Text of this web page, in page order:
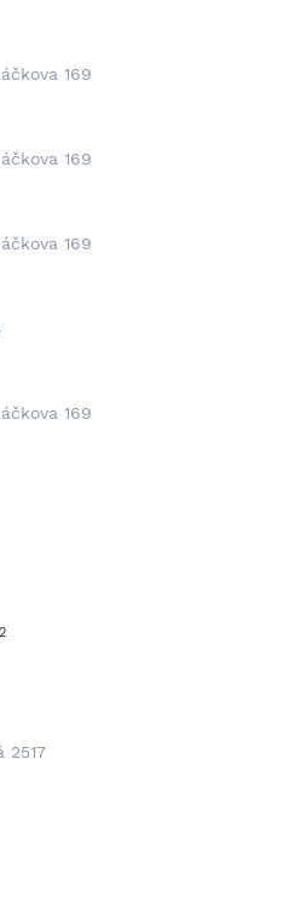
169
169
169
169
2
2517